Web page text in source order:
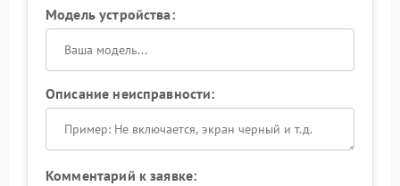
Модель устройства:
Описание неисправности:
Комментарий к заявке: